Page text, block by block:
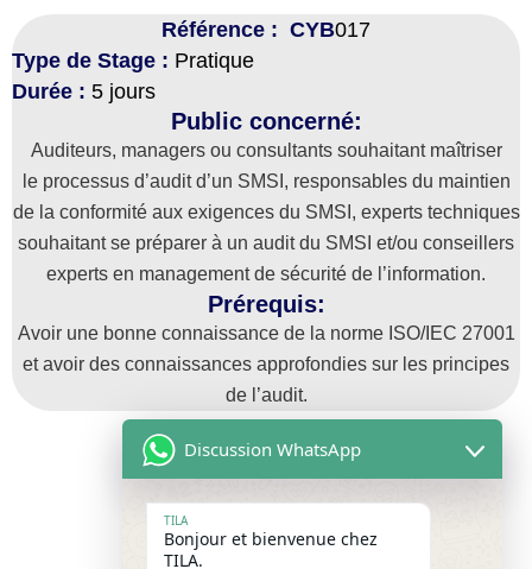
Référence : CYB017
Type de Stage : Pratique
Durée : 5 jours
Public concerné:
Auditeurs, managers ou consultants souhaitant maîtriser
le processus d’audit d’un SMSI, responsables du maintien
de la conformité aux exigences du SMSI, experts techniques
souhaitant se préparer à un audit du SMSI et/ou conseillers
experts en management de sécurité de l’information.
Prérequis:
Avoir une bonne connaissance de la norme ISO/IEC 27001
et avoir des connaissances approfondies sur les principes
de l’audit.
Discussion WhatsApp
TILA
Bonjour et bienvenue chez
TILA.